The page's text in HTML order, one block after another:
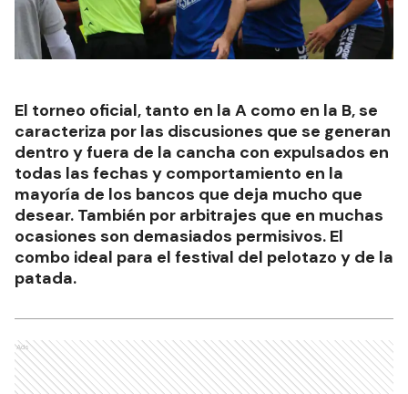
El torneo oficial, tanto en la A como en la B, se
caracteriza por las discusiones que se generan
dentro y fuera de la cancha con expulsados en
todas las fechas y comportamiento en la
mayoría de los bancos que deja mucho que
desear. También por arbitrajes que en muchas
ocasiones son demasiados permisivos. El
combo ideal para el festival del pelotazo y de la
patada.
Ads